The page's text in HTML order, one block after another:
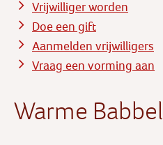
Vrijwilliger worden
Doe een gift
Aanmelden vrijwilligers
Vraag een vorming aan
Warme Babbel